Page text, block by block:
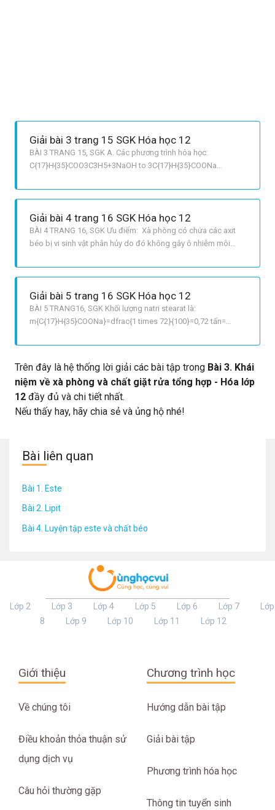
Giải bài 3 trang 15 SGK Hóa học 12
BÀI 3 TRANG 15, SGK A. Các phương trình hóa học:
C{17}H{35}COO3C3H5+3NaOH to 3C{17}H{35}COONa
3C{15}H{31}COONa +C3H5OH3
+C3H5OH3 3 B. Số mol tristearoylglixerol =dfrac{200000}{890
Giải bài 4 trang 16 SGK Hóa học 12
BÀI 4 TRANG 16, SGK Ưu điểm: Xà phòng có chứa các axit
béo bị vi sinh vật phân hủy do đó không gây ô nhiễm môi
nhiễm môi trường. Nhược điểm: Các muối panmitat hay
thường khó tan t
Giải bài 5 trang 16 SGK Hóa học 12
BÀI 5 TRANG16, SGK Khối lượng natri stearat là:
m{C{17}H{35}COONa}=dfrac{1 times 72}{100}=0,72 tấn=
to 3C{17}H{35}COONa+ C3H5OH3 890kg
Trên đây là hệ thống lời giải các bài tập trong Bài 3. Khái
niệm về xà phòng và chất giặt rửa tổng hợp - Hóa lớp
12 đầy đủ và chi tiết nhất.
Nếu thấy hay, hãy chia sẻ và ủng hộ nhé!
Bài liên quan
Bài 1. Este
Bài 2. Lipit
Bài 4. Luyện tập este và chất béo
Lớp 2 Lớp 3 Lớp 4 Lớp 5 Lớp 6 Lớp 7
Lớp
8
Lớp 9 Lớp 10 Lớp 11 Lớp 12
Giới thiệu
Về chúng tôi
Điều khoản thỏa thuận sử
dụng dịch vụ
Câu hỏi thường gặp
Chương trình học
Hướng dẫn bài tập
Giải bài tập
Phương trình hóa học
Thông tin tuyển sinh